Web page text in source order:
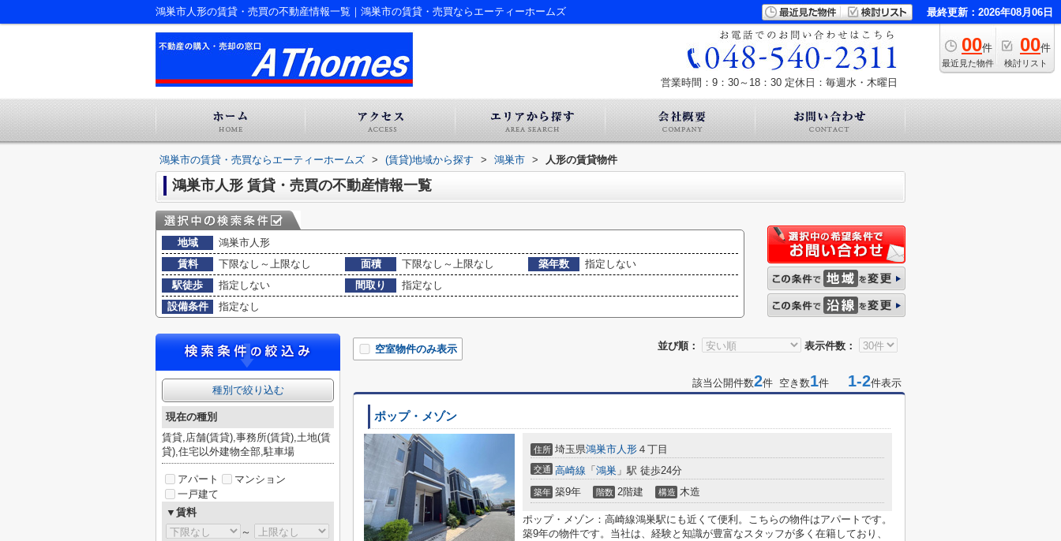
鴻巣市人形の賃貸・売買の不動産情報一覧｜鴻巣市の賃貸・売買ならエーティーホームズ 最終更新：2026年08月06日
00件
最近見た物件
00件
検討リスト
営業時間：9：30～18：30 定休日：毎週水・木曜日
鴻巣市の賃貸・売買ならエーティーホームズ > (賃貸)地域から探す > 鴻巣市 > 人形の賃貸物件
鴻巣市人形 賃貸・売買の不動産情報一覧
地域
鴻巣市人形
賃料
下限なし～上限なし 面積 下限なし～上限なし 築年数
指定しない
駅徒歩
指定しない 間取り
指定なし
設備条件
指定なし
並び順： 表示件数：
空室物件のみ表示
該当公開件数2件 空き数1件 1-2件表示
ポップ・メゾン
住所 埼玉県鴻巣市人形 ４丁目
交通 高崎線 「 鴻巣 」駅 徒歩24分
築年 築9年 階数 2階建 構造 木造
ポップ・メゾン：高崎線鴻巣駅にも近くて便利。こちらの物件はアパートです。
築9年の物件です。当社は、経験と知識が豊富なスタッフが多く在籍しており、
種別で絞り込む
現在の種別
賃貸,店舗(賃貸),事務所(賃貸),土地(賃
貸),住宅以外建物全部,駐車場
アパート
マンション
一戸建て
▼賃料
～